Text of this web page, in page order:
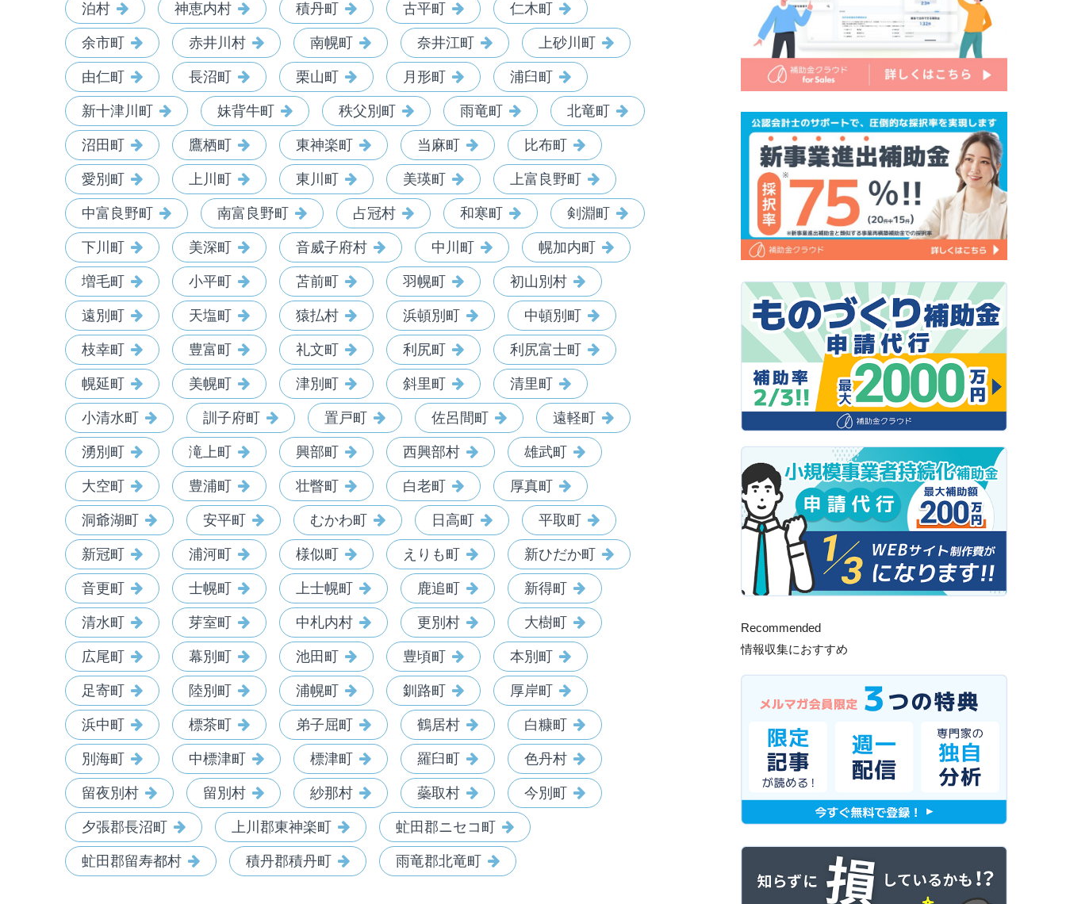
泊村 神恵内村 積丹町 古平町 仁木町
余市町 赤井川村 南幌町 奈井江町 上砂川町
由仁町 長沼町 栗山町 月形町 浦臼町
新十津川町 妹背牛町 秩父別町 雨竜町 北竜町
沼田町 鷹栖町 東神楽町 当麻町 比布町
愛別町 上川町 東川町 美瑛町 上富良野町
中富良野町 南富良野町 占冠村 和寒町 剣淵町
下川町 美深町 音威子府村 中川町 幌加内町
増毛町 小平町 苫前町 羽幌町 初山別村
遠別町 天塩町 猿払村 浜頓別町 中頓別町
枝幸町 豊富町 礼文町 利尻町 利尻富士町
幌延町 美幌町 津別町 斜里町 清里町
小清水町 訓子府町 置戸町 佐呂間町 遠軽町
湧別町 滝上町 興部町 西興部村 雄武町
大空町 豊浦町 壮瞥町 白老町 厚真町
洞爺湖町 安平町 むかわ町 日高町 平取町
新冠町 浦河町 様似町 えりも町 新ひだか町
音更町 士幌町 上士幌町 鹿追町 新得町
清水町 芽室町 中札内村 更別村 大樹町
広尾町 幕別町 池田町 豊頃町 本別町
足寄町 陸別町 浦幌町 釧路町 厚岸町
浜中町 標茶町 弟子屈町 鶴居村 白糠町
別海町 中標津町 標津町 羅臼町 色丹村
留夜別村 留別村 紗那村 蘂取村 今別町
夕張郡長沼町 上川郡東神楽町 虻田郡ニセコ町
虻田郡留寿都村 積丹郡積丹町 雨竜郡北竜町
Recommended
情報収集におすすめ